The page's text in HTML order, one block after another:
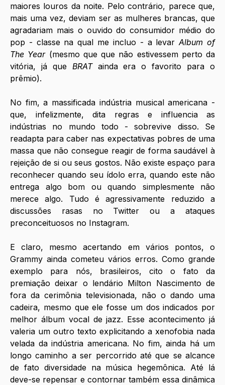
maiores louros da noite. Pelo contrário, parece que,
mais uma vez, deviam ser as mulheres brancas, que
agradariam mais o ouvido do consumidor médio do
pop - classe na qual me incluo - a levar Album of
The Year (mesmo que que não estivessem perto da
vitória, já que BRAT ainda era o favorito para o
prêmio).
No fim, a massificada indústria musical americana -
que, infelizmente, dita regras e influencia as
indústrias no mundo todo - sobrevive disso. Se
readapta para caber nas expectativas pobres de uma
massa que não consegue reagir de forma saudável à
rejeição de si ou seus gostos. Não existe espaço para
reconhecer quando seu ídolo erra, quando este não
entrega algo bom ou quando simplesmente não
merece algo. Tudo é agressivamente reduzido a
discussões rasas no Twitter ou a ataques
preconceituosos no Instagram.
E claro, mesmo acertando em vários pontos, o
Grammy ainda cometeu vários erros. Como grande
exemplo para nós, brasileiros, cito o fato da
premiação deixar o lendário Milton Nascimento de
fora da cerimônia televisionada, não o dando uma
cadeira, mesmo que ele fosse um dos indicados por
melhor álbum vocal de jazz. Esse acontecimento já
valeria um outro texto explicitando a xenofobia nada
velada da indústria americana. No fim, ainda há um
longo caminho a ser percorrido até que se alcance
de fato diversidade na música hegemônica. Até lá
deve-se repensar e contornar também essa dinâmica